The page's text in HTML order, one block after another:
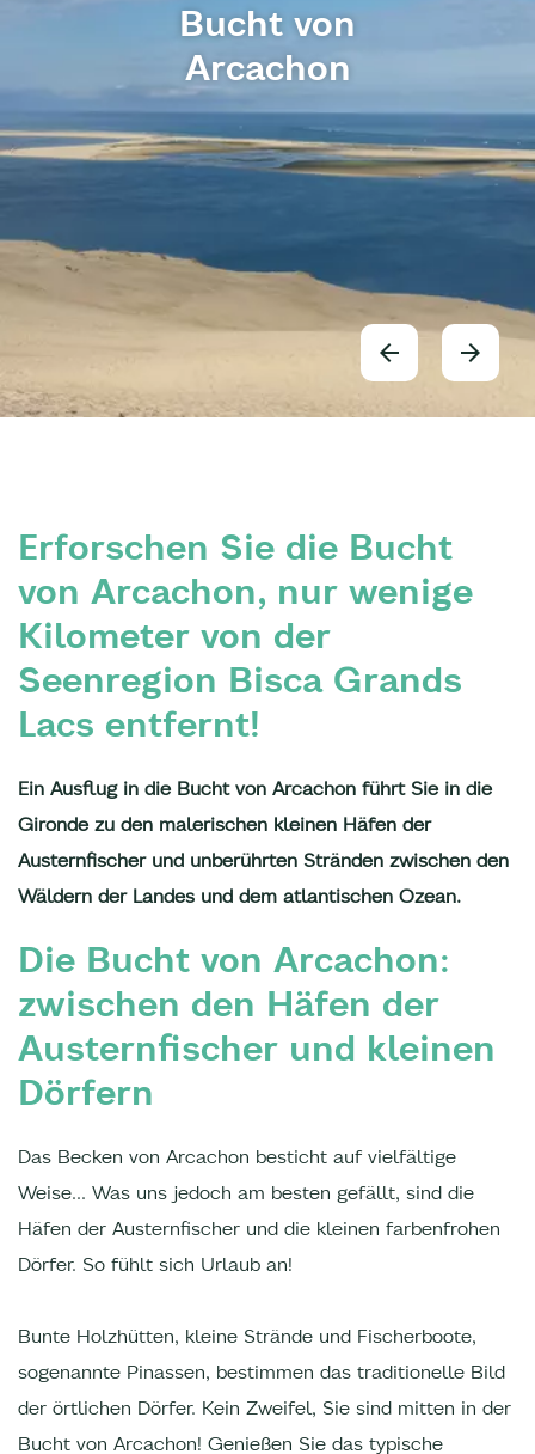
Bucht von
Arcachon
Erforschen Sie die Bucht
von Arcachon, nur wenige
Kilometer von der
Seenregion Bisca Grands
Lacs entfernt!
Ein Ausflug in die Bucht von Arcachon führt Sie in die
Gironde zu den malerischen kleinen Häfen der
Austernfischer und unberührten Stränden zwischen den
Wäldern der Landes und dem atlantischen Ozean.
Die Bucht von Arcachon:
zwischen den Häfen der
Austernfischer und kleinen
Dörfern
Das Becken von Arcachon besticht auf vielfältige
Weise... Was uns jedoch am besten gefällt, sind die
Häfen der Austernfischer und die kleinen farbenfrohen
Dörfer. So fühlt sich Urlaub an!
Bunte Holzhütten, kleine Strände und Fischerboote,
sogenannte Pinassen, bestimmen das traditionelle Bild
der örtlichen Dörfer. Kein Zweifel, Sie sind mitten in der
Bucht von Arcachon! Genießen Sie das typische